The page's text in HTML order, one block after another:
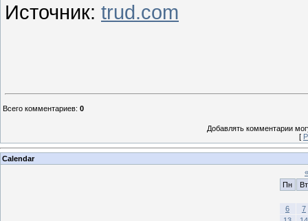
Источник: trud.com
Всего комментариев: 0
Добавлять комментарии
[
Calendar
«
Пн
Вт
6
7